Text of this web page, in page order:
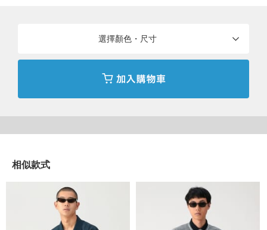
襯衫・罩衫＞ 休閒襯衫
產地 越南製造
： 11-01-1731-060
選擇顏色・尺寸
相似款式